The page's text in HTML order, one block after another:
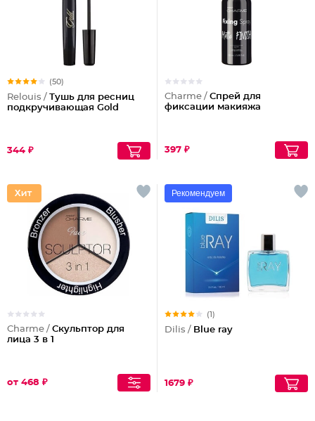
(50)
Relouis / Тушь для ресниц
подкручивающая Gold
344 ₽
Charme / Спрей для
фиксации макияжа
397 ₽
Charme / Скульптор для
лица 3 в 1
от 468 ₽
Рекомендуем
(1)
Dilis / Blue ray
1679 ₽